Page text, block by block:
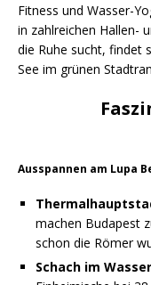
Fitness und Wasser-
in zahlreichen Hallen-
die Ruhe sucht, findet
See im grünen
Ausspannen am Lupa
machen Budapest
schon die Römer
Schach im